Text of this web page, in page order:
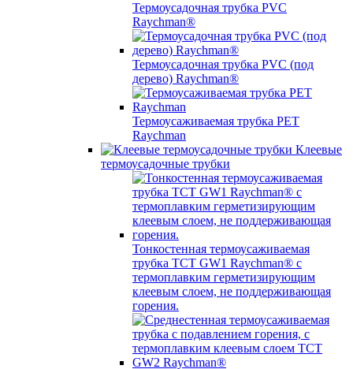
Термоусадочная трубка PVC
Raychman®
Термоусадочная трубка PVC (под
дерево) Raychman®
Термоусаживаемая трубка PET
Raychman
Клеевые
термоусадочные трубки
Тонкостенная термоусаживаемая
трубка TCT GW1 Raychman® с
термоплавким герметизирующим
клеевым слоем, не поддерживающая
горения.